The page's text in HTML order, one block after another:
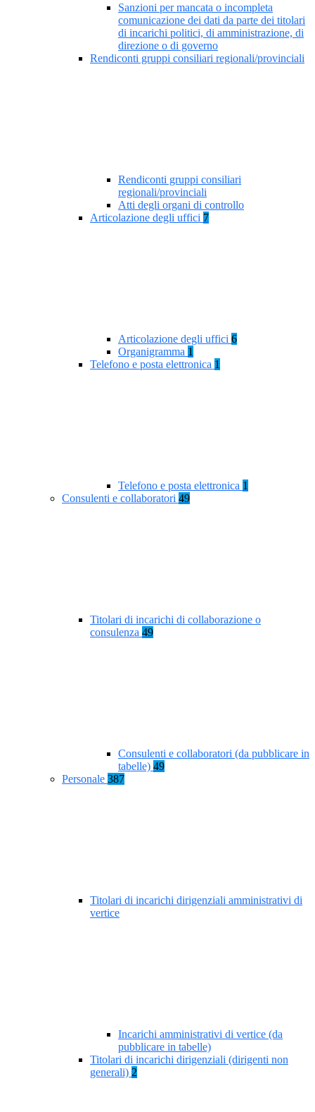
Sanzioni per mancata o incompleta
comunicazione dei dati da parte dei titolari
di incarichi politici, di amministrazione, di
direzione o di governo
Rendiconti gruppi consiliari regionali/provinciali
Rendiconti gruppi consiliari
regionali/provinciali
Atti degli organi di controllo
Articolazione degli uffici 7
Articolazione degli uffici 6
Organigramma 1
Telefono e posta elettronica 1
Telefono e posta elettronica 1
Consulenti e collaboratori 49
Titolari di incarichi di collaborazione o
consulenza 49
Consulenti e collaboratori (da pubblicare in
tabelle) 49
Personale 387
Titolari di incarichi dirigenziali amministrativi di
vertice
Incarichi amministrativi di vertice (da
pubblicare in tabelle)
Titolari di incarichi dirigenziali (dirigenti non
generali) 2